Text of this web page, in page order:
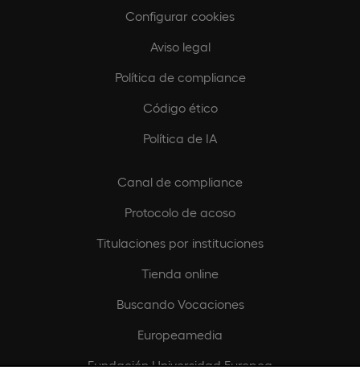
Configurar cookies
Aviso legal
Política de compliance
Código ético
Política de IA
Canal de compliance
Protocolo de acoso
Titulaciones por instituciones
Tienda online
Buscando Vocaciones
Europeamedia
Fundación Universidad Europea